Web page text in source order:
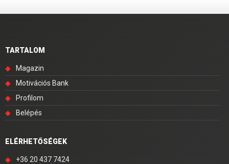
TARTALOM
◆
Magazin
◆
Motivációs Bank
◆
Profilom
◆
Belépés
ELÉRHETŐSÉGEK
◆
+36 20 437 7424